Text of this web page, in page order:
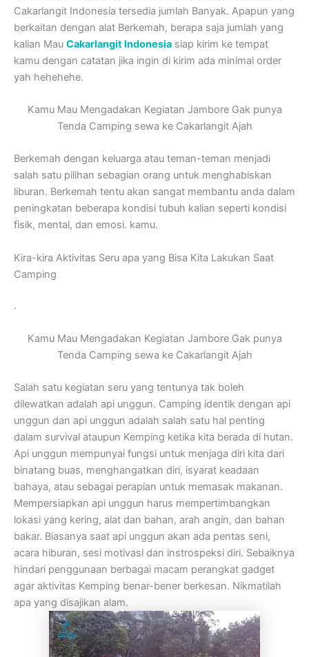
Cakarlangit Indonesia tersedia jumlah Banyak. Apapun yang
berkaitan dengan alat Berkemah, berapa saja jumlah yang
kalian Mau Cakarlangit Indonesia siap kirim ke tempat
kamu dengan catatan jika ingin di kirim ada minimal order
yah hehehehe.
Kamu Mau Mengadakan Kegiatan Jambore Gak punya
Tenda Camping sewa ke Cakarlangit Ajah
Berkemah dengan keluarga atau teman-teman menjadi
salah satu pilihan sebagian orang untuk menghabiskan
liburan. Berkemah tentu akan sangat membantu anda dalam
peningkatan beberapa kondisi tubuh kalian seperti kondisi
fisik, mental, dan emosi. kamu.
Kira-kira Aktivitas Seru apa yang Bisa Kita Lakukan Saat
Camping
.
Kamu Mau Mengadakan Kegiatan Jambore Gak punya
Tenda Camping sewa ke Cakarlangit Ajah
Salah satu kegiatan seru yang tentunya tak boleh
dilewatkan adalah api unggun. Camping identik dengan api
unggun dan api unggun adalah salah satu hal penting
dalam survival ataupun Kemping ketika kita berada di hutan.
Api unggun mempunyai fungsi untuk menjaga diri kita dari
binatang buas, menghangatkan diri, isyarat keadaan
bahaya, atau sebagai perapian untuk memasak makanan.
Mempersiapkan api unggun harus mempertimbangkan
lokasi yang kering, alat dan bahan, arah angin, dan bahan
bakar. Biasanya saat api unggun akan ada pentas seni,
acara hiburan, sesi motivasi dan instrospeksi diri. Sebaiknya
hindari penggunaan berbagai macam perangkat gadget
agar aktivitas Kemping benar-bener berkesan. Nikmatilah
apa yang disajikan alam.